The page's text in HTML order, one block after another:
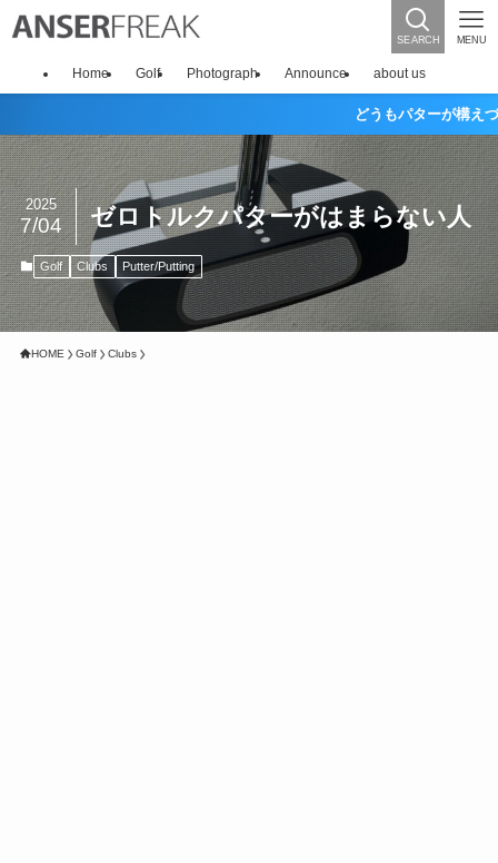
SEARCH MENU
Home Golf Photograph Announce about us
どうもパターが構えづらい...
ゼロトルクパターがはまらない人
2025
7/04
Golf Clubs Putter/Putting
HOME Golf Clubs